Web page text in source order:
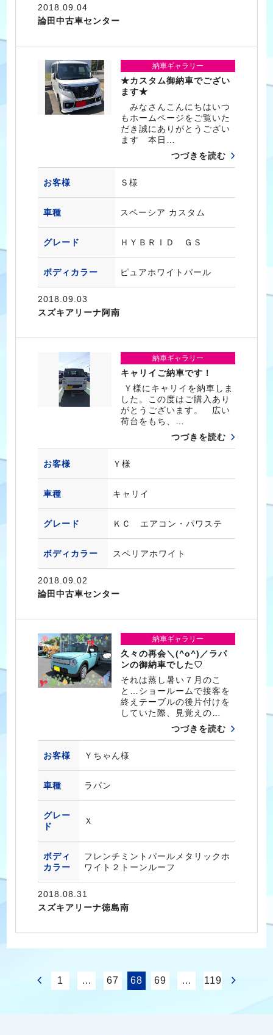
2018.09.04
論田中古車センター
納車ギャラリー
★カスタム御納車でござい
ます★
みなさんこんにちはいつ
もホームページをご覧いた
だき誠にありがとうござい
ます 本日…
つづきを読む
お客様 Ｓ様
車種 スペーシア カスタム
グレード ＨＹＢＲＩＤ ＧＳ
ボディカラー ピュアホワイトパール
2018.09.03
スズキアリーナ阿南
納車ギャラリー
キャリイご納車です！
Ｙ様にキャリイを納車しま
した。この度はご購入あり
がとうございます。 広い
荷台をもち、…
つづきを読む
お客様 Ｙ様
車種 キャリイ
グレード ＫＣ エアコン・パワステ
ボディカラー スペリアホワイト
2018.09.02
論田中古車センター
納車ギャラリー
久々の再会＼(^o^)／ラパ
ンの御納車でした♡
それは蒸し暑い７月のこ
と…ショールームで接客を
終えテーブルの後片付けを
していた際、見覚えの…
つづきを読む
お客様 Ｙちゃん様
車種 ラパン
グレー
ド
Ｘ
ボディ
カラー
フレンチミントパールメタリックホ
ワイト２トーンルーフ
2018.08.31
スズキアリーナ徳島南
1 … 67 68 69 … 119